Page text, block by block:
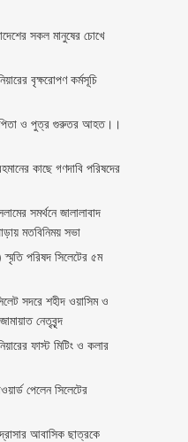
সকল মানুষের চোখে
বৃক্ষরোপণ কর্মসূচি
পিতা ও পুত্র গুরুতর আহত।।
কাছে গণদাবি পরিষদের
সমর্থনে জালালাবাদ
মতবিনিময় সভা
পরিষদ সিলেটের ৫ম
সদরে শহীদ ওয়াসিম ও
নেতৃবৃন্দ
ফাস্ট মিটিং ও কলার
পেলেন সিলেটের
আবাসিক ছাত্রকে